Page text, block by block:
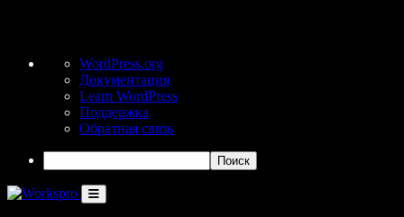
WordPress
WordPress.org
Документация
Learn WordPress
Поддержка
Обратная связь
Поиск